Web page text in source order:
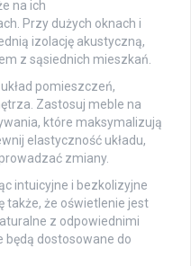
na ich
Przy dużych oknach i
izolację akustyczną,
z sąsiednich mieszkań.
pomieszczeń,
Zastosuj meble na
które maksymalizują
elastyczność układu,
zmiany.
intuicyjne i bezkolizyjne
także, że oświetlenie jest
z odpowiednimi
dostosowane do